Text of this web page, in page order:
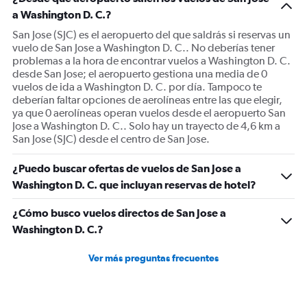
Y
axis
displaying
Number
of
flights.
Range:
0
to
4.5.
a Washington D. C.?
San Jose (SJC) es el aeropuerto del que saldrás si reservas un
vuelo de San Jose a Washington D. C.. No deberías tener
problemas a la hora de encontrar vuelos a Washington D. C.
desde San Jose; el aeropuerto gestiona una media de 0
vuelos de ida a Washington D. C. por día. Tampoco te
deberían faltar opciones de aerolíneas entre las que elegir,
ya que 0 aerolíneas operan vuelos desde el aeropuerto San
Jose a Washington D. C.. Solo hay un trayecto de 4,6 km a
San Jose (SJC) desde el centro de San Jose.
¿Puedo buscar ofertas de vuelos de San Jose a
Washington D. C. que incluyan reservas de hotel?
¿Cómo busco vuelos directos de San Jose a
Washington D. C.?
Ver más preguntas frecuentes